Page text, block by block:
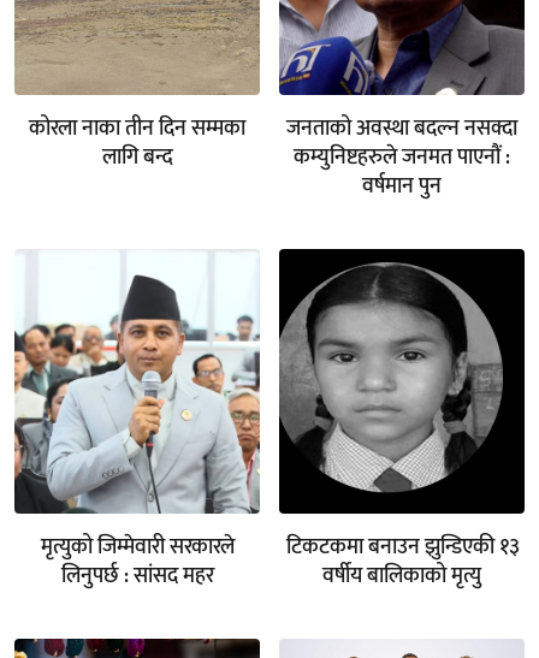
कोरला नाका तीन दिन सम्मका
लागि बन्द
जनताको अवस्था बदल्न नसक्दा
कम्युनिष्टहरुले जनमत पाएनौं :
वर्षमान पुन
मृत्युको जिम्मेवारी सरकारले
लिनुपर्छ : सांसद महर
टिकटकमा बनाउन झुन्डिएकी १३
वर्षीय बालिकाको मृत्यु